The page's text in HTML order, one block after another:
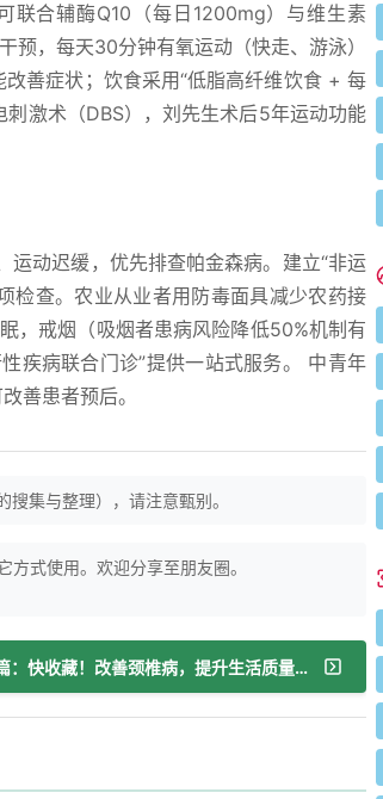
联合辅酶Q10（每日1200mg）与维生素
，每天30分钟有氧运动（快走、游泳）
善症状；饮食采用“低脂高纤维饮食 + 每
激术（DBS），刘先生术后5年运动功能
动迟缓，优先排查帕金森病。建立“非运
检查。农业从业者用防毒面具减少农药接
，戒烟（吸烟者患病风险降低50%机制有
疾病联合门诊”提供一站式服务。 中青年
善患者预后。
集与整理），请注意甄别。
式使用。欢迎分享至朋友圈。
下一篇：快收藏！改善颈椎病，提升生活质量的全攻略！